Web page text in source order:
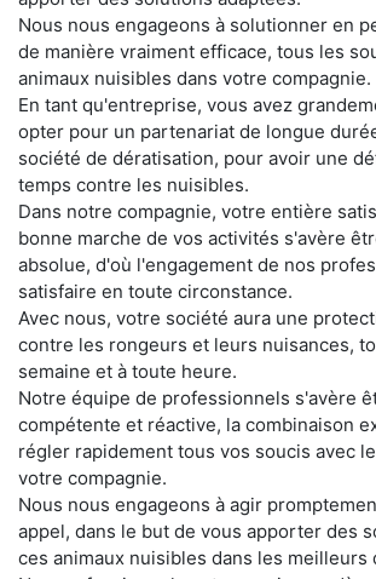
Nous nous engageons à solutionner en
de manière vraiment efficace, tous les
animaux nuisibles dans votre compagnie.
En tant qu'entreprise, vous avez
opter pour un partenariat de longue
société de dératisation, pour avoir une
temps contre les nuisibles.
Dans notre compagnie, votre entière
bonne marche de vos activités s'avère
absolue, d'où l'engagement de nos
satisfaire en toute circonstance.
Avec nous, votre société aura une
contre les rongeurs et leurs nuisances,
semaine et à toute heure.
Notre équipe de professionnels s'avère
compétente et réactive, la combinaison
régler rapidement tous vos soucis avec
votre compagnie.
Nous nous engageons à agir
appel, dans le but de vous apporter des
ces animaux nuisibles dans les meilleurs